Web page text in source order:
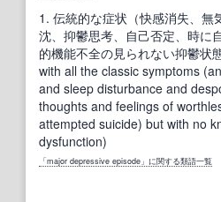
1. 伝統的な症状（快感消失、無
沈、抑鬱思考、自己否定、時に
的機能不全の見られない抑鬱状
with all the classic symptoms
and sleep disturbance and
thoughts and feelings of
attempted suicide) but with no
dysfunction)
「major depressive episode」に関する類語一覧